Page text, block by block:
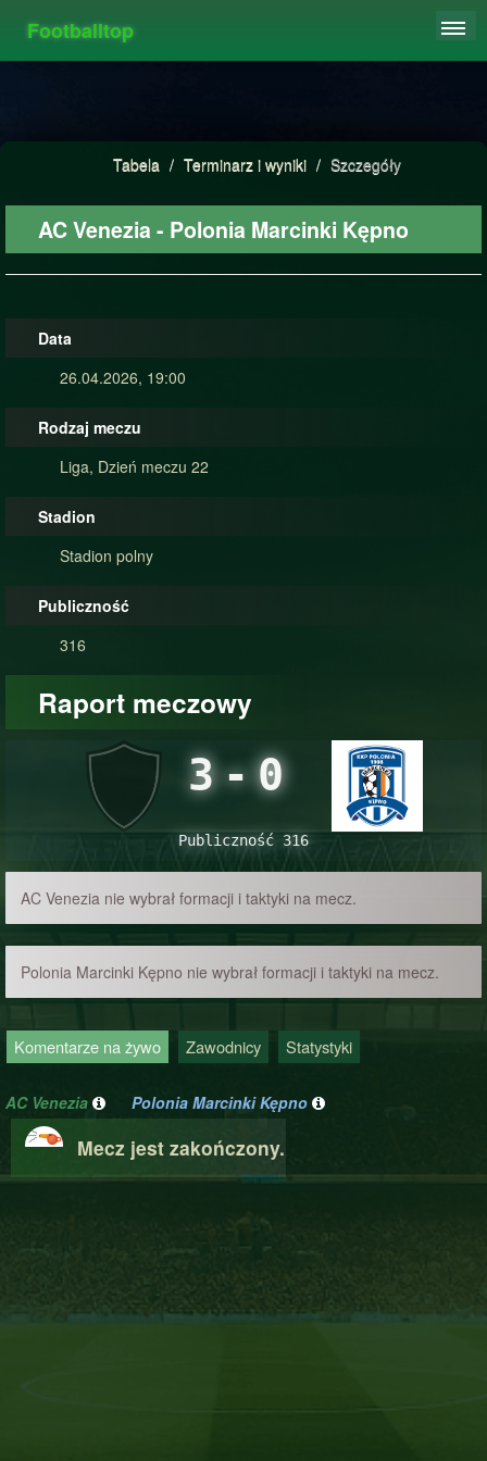
Footballtop
STATYSTYKI
Tabela / Terminarz i wyniki / Szczegóły
AC Venezia - Polonia Marcinki Kępno
Data
26.04.2026, 19:00
Rodzaj meczu
Liga, Dzień meczu 22
Stadion
Stadion polny
Publiczność
316
Raport meczowy
3-0
Publiczność 316
AC Venezia nie wybrał formacji i taktyki na mecz.
Polonia Marcinki Kępno nie wybrał formacji i taktyki na mecz.
Komentarze na żywo Zawodnicy Statystyki
AC Venezia Polonia Marcinki Kępno
Mecz jest zakończony.